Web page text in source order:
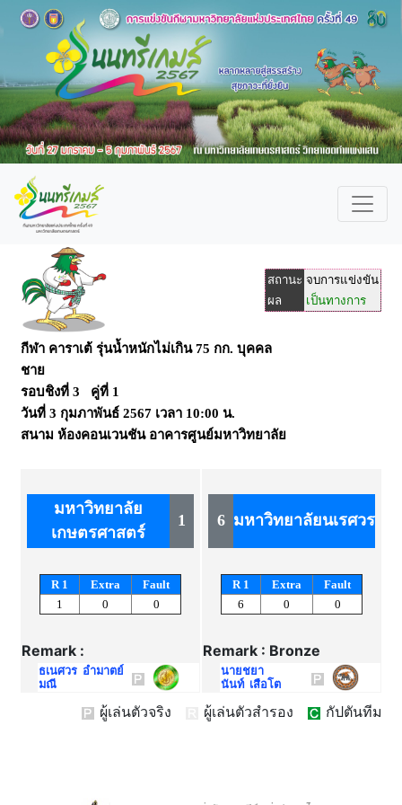
สถานะ จบการแข่งขัน
ผล
เป็นทางการ
กีฬา คาราเต้ รุ่นน้ำหนักไม่เกิน 75 กก. บุคคล
ชาย
รอบชิงที่ 3 คู่ที่ 1
วันที่ 3 กุมภาพันธ์ 2567 เวลา 10:00 น.
สนาม ห้องคอนเวนชัน อาคารศูนย์มหาวิทยาลัย
มหาวิทยาลัย
เกษตรศาสตร์
1
R 1 Extra
Fault
1
0 0
Remark :
ธเนศวร อำมาตย์
มณี
6 มหาวิทยาลัยนเรศวร
R 1 Extra
Fault
6
0 0
Remark : Bronze
นายชยา
นันท์ เสือโต
ผู้เล่นตัวจริง ผู้เล่นตัวสำรอง กัปตันทีม